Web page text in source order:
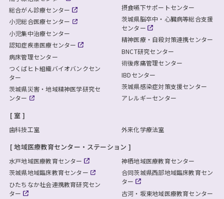
総合がん診療センター
小児総合医療センター
小児集中治療センター
認知症疾患医療センター
病床管理センター
つくばヒト組織バイオバンクセン
ター
茨城県災害・地域精神医学研究セ
ンター
摂食嚥下サポートセンター
茨城県脳卒中・心臓病等総合支援
センター
精神医療・自殺対策連携センター
BNCT研究センター
術後疼痛管理センター
IBDセンター
茨城県感染症対策支援センター
アレルギーセンター
室
歯科技工室 外来化学療法室
地域医療教育センター・ステーション
水戸地域医療教育センター
茨城県地域臨床教育センター
ひたちなか社会連携教育研究セン
ター
神栖地域医療教育センター
合同茨城県西部地域臨床教育セン
ター
古河・坂東地域医療教育センター